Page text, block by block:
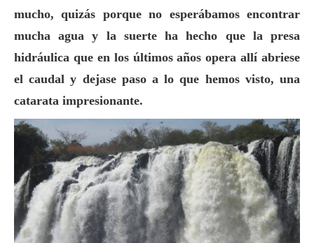
mucho, quizás porque no esperábamos encontrar
mucha agua y la suerte ha hecho que la presa
hidráulica que en los últimos años opera allí abriese
el caudal y dejase paso a lo que hemos visto, una
catarata impresionante.